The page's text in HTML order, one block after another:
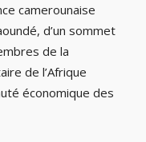
camerounaise
d’un sommet
de la
de l’Afrique
économique des